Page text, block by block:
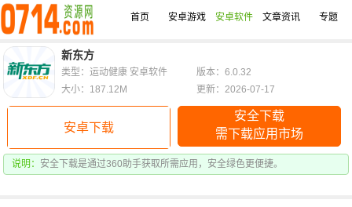
首页 安卓游戏 安卓软件 文章资讯 专题
新东方
安卓下载
安全下载
需下载应用市场
说明： 安全下载是通过360助手获取所需应用，安全绿色更便捷。
类型：运动健康 安卓软件
版本：6.0.32
大小：187.12M
更新：2026-07-17